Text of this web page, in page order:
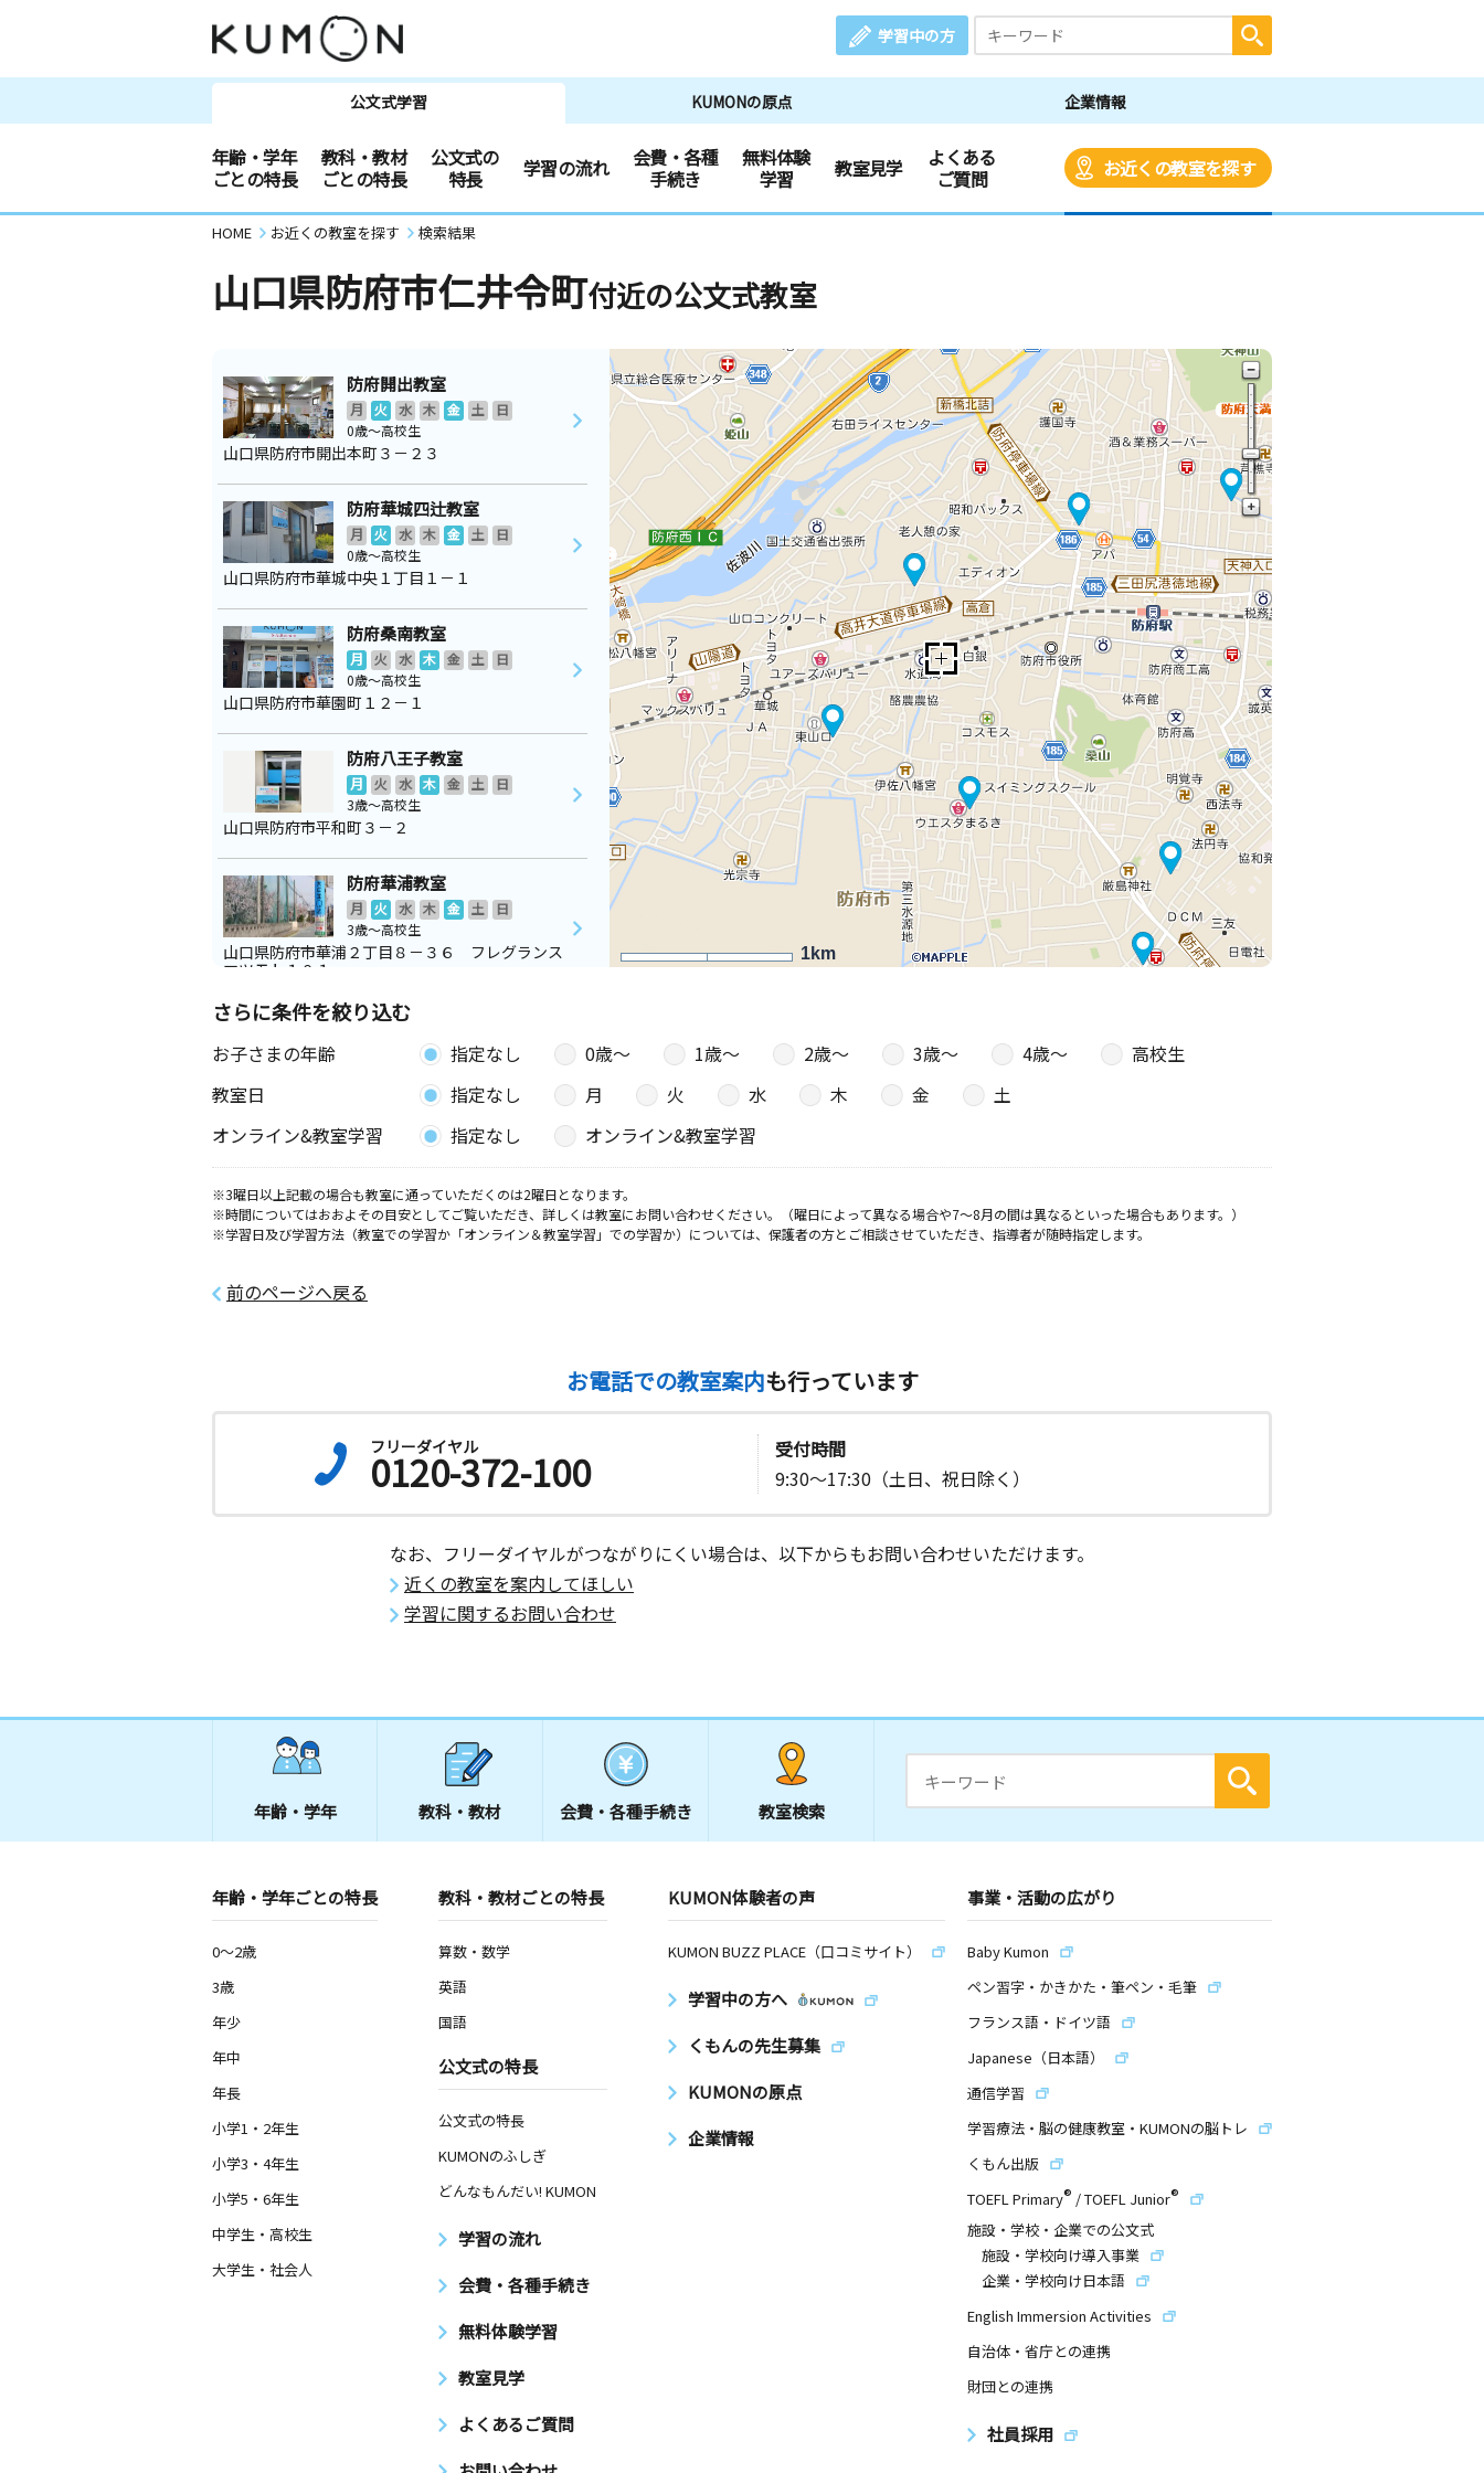
学習中の方
公文式学習 KUMONの原点 企業情報
年齢・学年
ごとの特長
教科・教材
ごとの特長
公文式の
特長
学習の流れ
会費・各種
手続き
無料体験
学習
教室見学
よくある
ご質問
お近くの教室を探す
HOME お近くの教室を探す 検索結果
山口県防府市仁井令町付近の公文式教室
1km
防府開出教室
月 火 水 木 金 土
日
0歳～高校生
山口県防府市開出本町３－２３
防府華城四辻教室
月 火 水 木 金 土
日
0歳～高校生
山口県防府市華城中央１丁目１－１
防府桑南教室
月 火 水 木 金 土
日
0歳～高校生
山口県防府市華園町１２－１
防府八王子教室
月 火 水 木 金 土
日
3歳～高校生
山口県防府市平和町３－２
防府華浦教室
月 火 水 木 金 土
日
3歳～高校生
山口県防府市華浦２丁目８－３６ フレグランス
マツモト１０１
防府天神教室
木 金 土 日
山口県防府市上天神町２－７ くまやビル２ーＣ
防府新田教室
0歳～高校生
山口県防府市新田５８９番地１－Ａ
さらに条件を絞り込む
お子さまの年齢 指定なし 0歳〜 1歳〜 2歳〜 3歳〜 4歳〜
高校生
教室日
指定なし 月 火 水 木 金
土
オンライン&教室学習
指定なし オンライン&教室学習
※3曜日以上記載の場合も教室に通っていただくのは2曜日となります。
※時間についてはおおよその目安としてご覧いただき、詳しくは教室にお問い合わせください。（曜日によって異なる場合や7～8月の間は異なるといった場合もあります。）
※学習日及び学習方法（教室での学習か「オンライン＆教室学習」での学習か）については、保護者の方とご相談させていただき、指導者が随時指定します。
前のページへ戻る
お電話での教室案内も行っています
フリーダイヤル
0120-372-100
受付時間
9:30～17:30（土日、祝日除く）
なお、フリーダイヤルがつながりにくい場合は、以下からもお問い合わせいただけます。
近くの教室を案内してほしい
学習に関するお問い合わせ
年齢・学年 教科・教材 会費・ 各種手続き 教室検索
年齢・学年ごとの特長
0～2歳
3歳
年少
年中
年長
小学1・2年生
小学3・4年生
小学5・6年生
中学生・高校生
大学生・社会人
教科・教材ごとの特長
算数・数学
英語
国語
公文式の特長
公文式の特長
KUMONのふしぎ
どんなもんだい! KUMON
学習の流れ
会費・各種手続き
無料体験学習
教室見学
よくあるご質問
KUMON体験者の声
KUMON BUZZ PLACE（口コミサイト）
学習中の方へ
くもんの先生募集
KUMONの原点
企業情報
事業・活動の広がり
Baby Kumon
ペン習字・かきかた・筆ペン・毛筆
フランス語・ドイツ語
Japanese（日本語）
通信学習
学習療法・脳の健康教室・KUMONの脳トレ
くもん出版
TOEFL Primary® /TOEFL Junior®
施設・学校・企業での公文式
施設・学校向け導入事業
企業・学校向け日本語
English Immersion Activities
自治体・省庁との連携
財団との連携
社員採用